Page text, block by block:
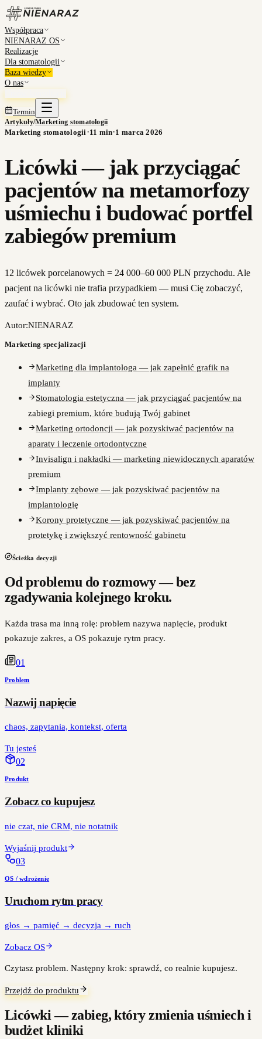
Współpraca
NIENARAZ OS
Realizacje
Dla stomatologii
Baza wiedzy
O nas
Termin
Artykuły/Marketing stomatologii
Marketing stomatologii·11 min·1 marca 2026
Licówki — jak przyciągać
pacjentów na metamorfozy
uśmiechu i budować portfel
zabiegów premium
12 licówek porcelanowych = 24 000–60 000 PLN przychodu. Ale
pacjent na licówki nie trafia przypadkiem — musi Cię zobaczyć,
zaufać i wybrać. Oto jak zbudować ten system.
Autor:NIENARAZ
Marketing specjalizacji
Marketing dla implantologa — jak zapełnić grafik na
implanty
Stomatologia estetyczna — jak przyciągać pacjentów na
zabiegi premium, które budują Twój gabinet
Marketing ortodoncji — jak pozyskiwać pacjentów na
aparaty i leczenie ortodontyczne
Invisalign i nakładki — marketing niewidocznych aparatów
premium
Implanty zębowe — jak pozyskiwać pacjentów na
implantologię
Korony protetyczne — jak pozyskiwać pacjentów na
protetykę i zwiększyć rentowność gabinetu
Ścieżka decyzji
Od problemu do rozmowy — bez
zgadywania kolejnego kroku.
Każda trasa ma inną rolę: problem nazywa napięcie, produkt
pokazuje zakres, a OS pokazuje rytm pracy.
01
Problem
Nazwij napięcie
chaos, zapytania, kontekst, oferta
Tu jesteś
02
Produkt
Zobacz co kupujesz
nie czat, nie CRM, nie notatnik
Wyjaśnij produkt
03
OS / wdrożenie
Uruchom rytm pracy
głos → pamięć → decyzja → ruch
Zobacz OS
Czytasz problem. Następny krok: sprawdź, co realnie kupujesz.
Przejdź do produktu
Licówki — zabieg, który zmienia uśmiech i
budżet kliniki